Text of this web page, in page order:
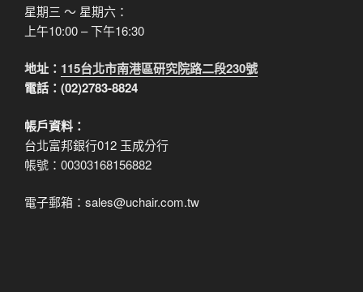
星期三 ～ 星期六：
上午10:00 – 下午16:30
地址： 115台北市南港區研究院路二段230號
電話：(02)2783-8824
帳戶資料：
台北富邦銀行012 玉成分行
帳號：00303168156882
電子郵箱：sales@uchair.com.tw